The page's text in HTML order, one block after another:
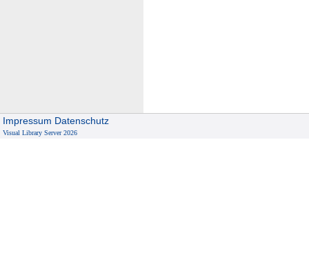
Impressum Datenschutz
Visual Library Server 2026